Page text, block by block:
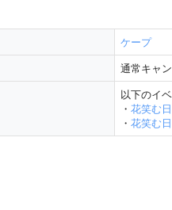
ケープ
通常キャ
以下のイ
・ 花笑む
・ 花笑む